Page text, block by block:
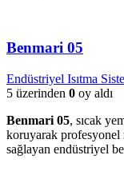
Benmari 05
Endüstriyel Isıtma
5 üzerinden 0 oy aldı
Benmari 05, sıcak
koruyarak
sağlayan endüstriyel